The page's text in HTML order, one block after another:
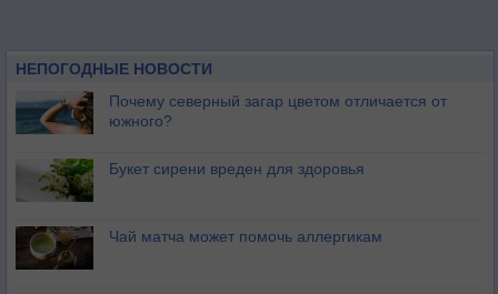
НЕПОГОДНЫЕ НОВОСТИ
Почему северный загар цветом отличается от
южного?
Букет сирени вреден для здоровья
Чай матча может помочь аллергикам